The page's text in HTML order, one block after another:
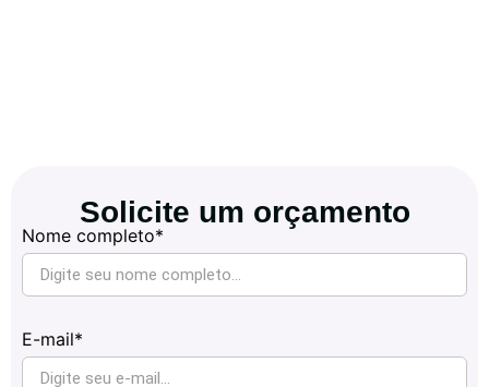
Solicite um orçamento
Nome completo*
E-mail*